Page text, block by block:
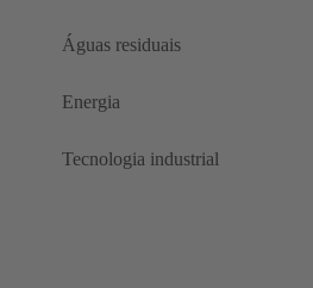
Águas residuais
Energia
Tecnologia industrial